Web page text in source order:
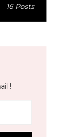
16 Posts
!